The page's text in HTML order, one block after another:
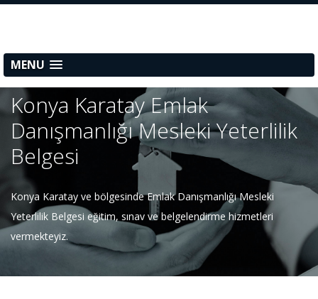
MENU
Konya Karatay Emlak
Danışmanlığı Mesleki Yeterlilik
Belgesi
Konya Karatay ve bölgesinde Emlak Danışmanlığı Mesleki
Yeterlilik Belgesi eğitim, sınav ve belgelendirme hizmetleri
vermekteyiz.